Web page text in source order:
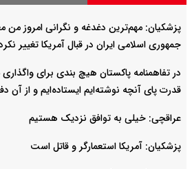
پزشکیان: مهم‌ترین دغدغه و نگرانی امروز
جمهوری اسلامی ایران در قبال آمریکا تغییر
در تفاهمنامه پاکستان هیچ بندی برای واگذاری
قدرت پای آنچه نوشته‌ایم ایستاده‌ایم و از آن
عراقچی: خیلی به توافق نزدیک هستیم
پزشکیان: آمریکا استعمارگر و قاتل است